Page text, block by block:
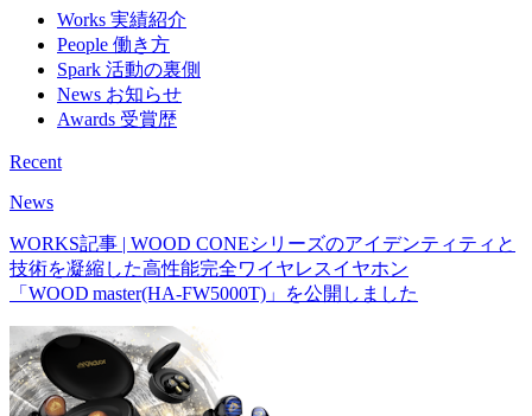
サービスデザイン
先行開発R&D
デザインコンサルティング
Works実績紹介
People働き方
Spark
Recent
News
WORKS記事 | WOOD CONEシリーズのアイデンティティと
技術を凝縮した高性能完全ワイヤレスイヤホン
「WOOD master(HA-FW5000T)」を公開しました